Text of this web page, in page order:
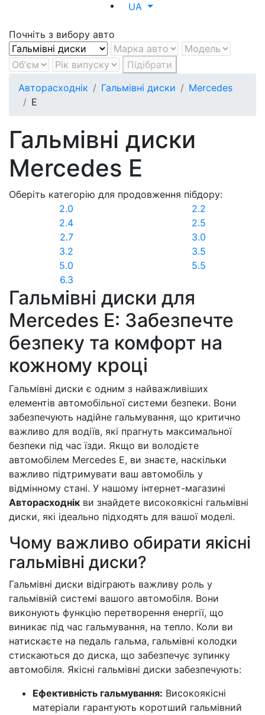
UA
Почніть з вибору авто
Підібрати
Авторасходнік
Гальмівні диски
Mercedes
E
Гальмівні диски
Mercedes E
Оберіть категорію для продовження пібдору:
2.0
2.2
2.4
2.5
2.7
3.0
3.2
3.5
5.0
5.5
6.3
Гальмівні диски для
Mercedes E: Забезпечте
безпеку та комфорт на
кожному кроці
Гальмівні диски є одним з найважливіших
елементів автомобільної системи безпеки. Вони
забезпечують надійне гальмування, що критично
важливо для водіїв, які прагнуть максимальної
безпеки під час їзди. Якщо ви володієте
автомобілем Mercedes E, ви знаєте, наскільки
важливо підтримувати ваш автомобіль у
відмінному стані. У нашому інтернет-магазині
Авторасходнік ви знайдете високоякісні гальмівні
диски, які ідеально підходять для вашої моделі.
Чому важливо обирати якісні
гальмівні диски?
Гальмівні диски відіграють важливу роль у
гальмівній системі вашого автомобіля. Вони
виконують функцію перетворення енергії, що
виникає під час гальмування, на тепло. Коли ви
натискаєте на педаль гальма, гальмівні колодки
стискаються до диска, що забезпечує зупинку
автомобіля. Якісні гальмівні диски забезпечують:
Ефективність гальмування: Високоякісні
матеріали гарантують коротший гальмівний